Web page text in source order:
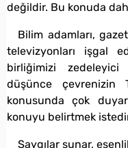
değildir. Bu konuda
Bilim adamları,
televizyonları işgal
birliğimizi
düşünce çevrenizin
konusunda çok
konuyu belirtmek
Saygılar sunar,